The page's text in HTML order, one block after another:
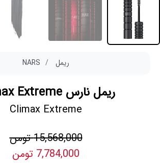
ریمل NARS
ریمل نارس Climax Extreme
Climax Extreme
15,568,000 تومن
7,784,000 تومن